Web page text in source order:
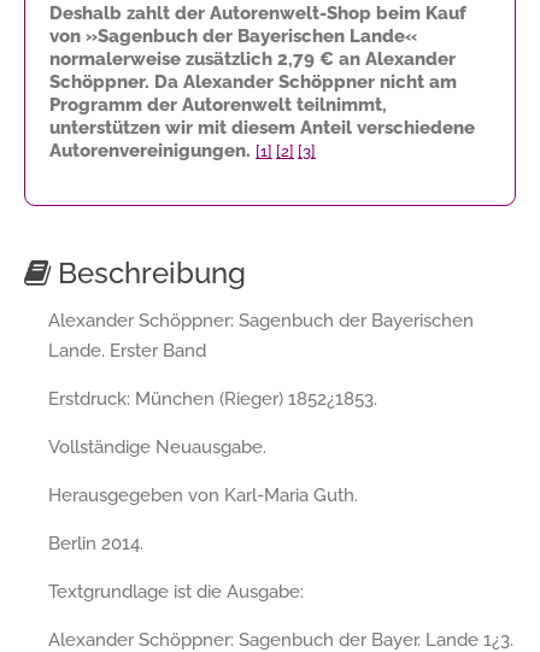
Deshalb zahlt der Autorenwelt-Shop beim Kauf
von »Sagenbuch der Bayerischen Lande«
normalerweise zusätzlich 2,79 € an Alexander
Schöppner. Da Alexander Schöppner nicht am
Programm der Autorenwelt teilnimmt,
unterstützen wir mit diesem Anteil verschiedene
Autorenvereinigungen. [1] [2] [3]
Beschreibung
Alexander Schöppner: Sagenbuch der Bayerischen
Lande. Erster Band
Erstdruck: München (Rieger) 1852¿1853.
Vollständige Neuausgabe.
Herausgegeben von Karl-Maria Guth.
Berlin 2014.
Textgrundlage ist die Ausgabe:
Alexander Schöppner: Sagenbuch der Bayer. Lande 1¿3.